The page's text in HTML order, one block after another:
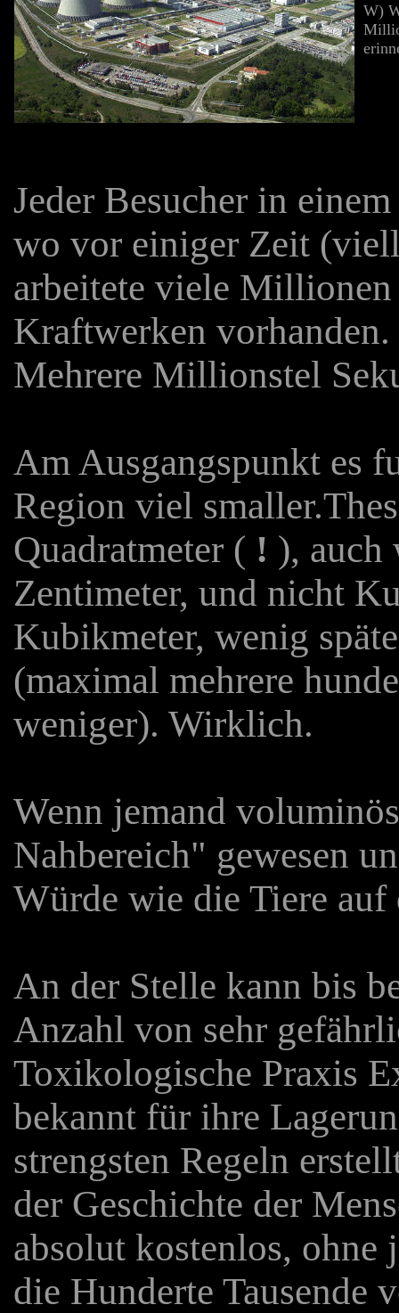
W)
Jeder Besucher in
wo vor einiger Zeit
arbeitete viele
Kraftwerken
Mehrere Millionstel
Am Ausgangspunkt es
Region viel
Quadratmeter ( ! ), auch
Zentimeter, und nicht
Kubikmeter, wenig
(maximal mehrere
weniger). Wirklich.
Wenn jemand
Nahbereich" gewesen
Würde wie die Tiere auf
An der Stelle kann bis
Anzahl von sehr
Toxikologische Praxis
bekannt für ihre
strengsten Regeln
der Geschichte der
absolut kostenlos, ohne
die Hunderte Tausende